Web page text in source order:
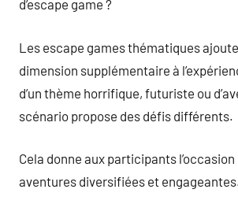
d’escape game ?
Les escape games thématiques
dimension supplémentaire à
d’un thème horrifique, futuriste ou
scénario propose des défis différents.
Cela donne aux participants
aventures diversifiées et